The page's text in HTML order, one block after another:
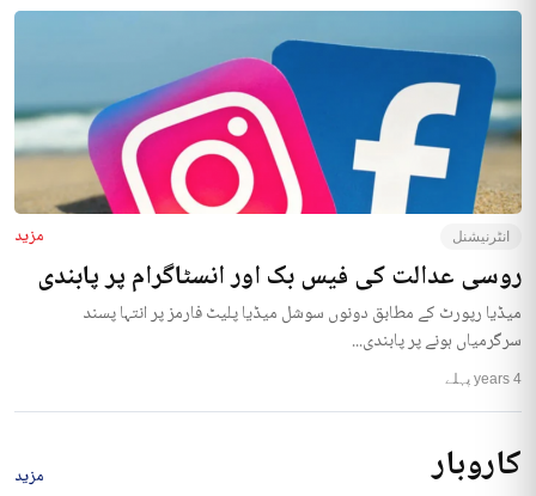
انٹرنیشنل مزید
روسی عدالت کی فیس بک اور انسٹاگرام پر پابندی
میڈیا رپورٹ کے مطابق دونوں سوشل میڈیا پلیٹ فارمز پر انتہا پسند
سرگرمیاں ہونے پر پابندی...
4 years پہلے
کاروبار مزید